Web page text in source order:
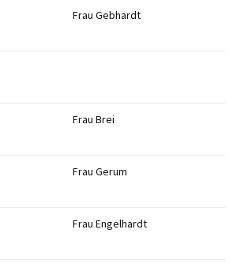
Frau Gebhardt
Frau Brei
Frau Gerum
Frau Engelhardt